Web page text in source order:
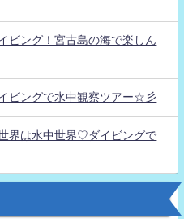
ビング！宮古島の海で楽しん
ビングで水中観察ツアー☆彡
界は水中世界♡ダイビングで